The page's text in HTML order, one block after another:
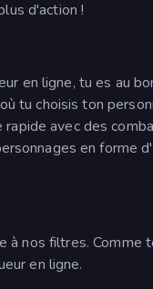
d'action !
en ligne, tu es au
tu choisis ton
avec des
en
à nos filtres.
en ligne.